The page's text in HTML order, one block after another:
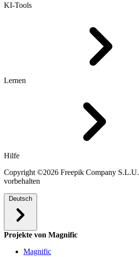
KI-Tools
Lernen
Hilfe
Copyright ©2026 Freepik Company
vorbehalten
Deutsch
Projekte von Magnific
Magnific